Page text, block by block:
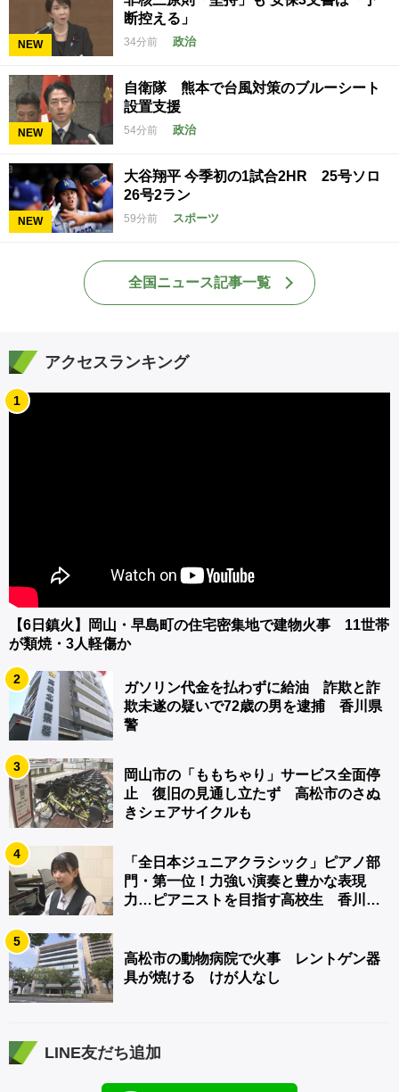
NEW
断控える」
34分前 政治
NEW
自衛隊 熊本で台風対策のブルーシート
設置支援
54分前 政治
NEW
大谷翔平 今季初の1試合2HR 25号ソロ
26号2ラン
59分前 スポーツ
全国ニュース記事一覧
アクセスランキング
1
【6日鎮火】岡山・早島町の住宅密集地で建物火事 11世帯
が類焼・3人軽傷か
2
ガソリン代金を払わずに給油 詐欺と詐
欺未遂の疑いで72歳の男を逮捕 香川県
警
3
岡山市の「ももちゃり」サービス全面停
止 復旧の見通し立たず 高松市のさぬ
きシェアサイクルも
4
「全日本ジュニアクラシック」ピアノ部
門・第一位！力強い演奏と豊かな表現
力…ピアニストを目指す高校生 香川
5
高松市の動物病院で火事 レントゲン器
具が焼ける けが人なし
LINE友だち追加